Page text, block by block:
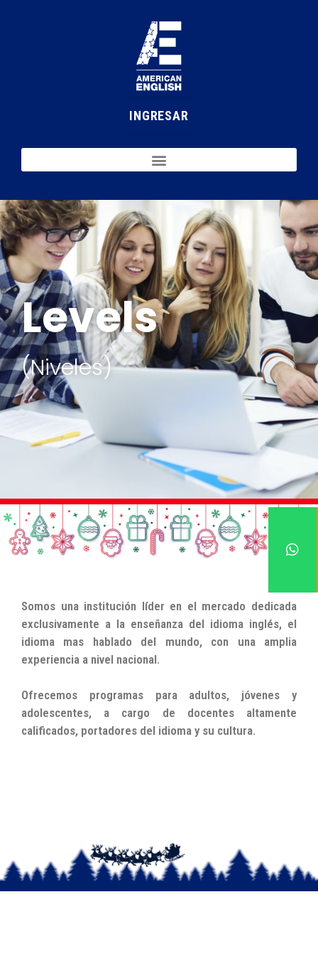
INGRESAR
Levels
(Niveles)
Somos una institución líder en el mercado dedicada
exclusivamente a la enseñanza del idioma inglés, el
idioma mas hablado del mundo, con una amplia
experiencia a nivel nacional.
Ofrecemos programas para adultos, jóvenes y
adolescentes, a cargo de docentes altamente
calificados, portadores del idioma y su cultura.